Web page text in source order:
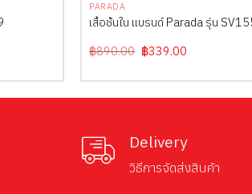
PARADA
เสื้อชั้นใน แบรนด์ Parada รุ่น
฿890.00 Original
price
฿890.00.
฿339.00Current
฿339.00.
Delivery
วิธีการจัดส่งสินค้า